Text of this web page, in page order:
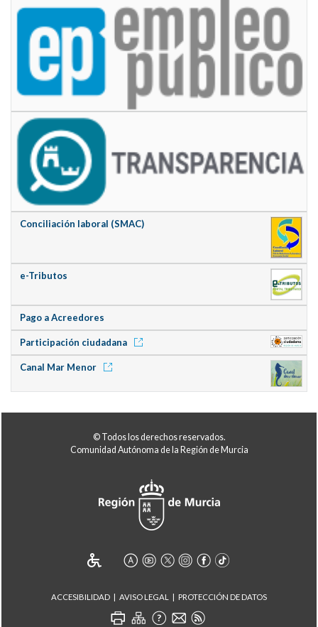
Conciliación laboral (SMAC)
e-Tributos
Pago a Acreedores
Participación ciudadana
Canal Mar Menor
© Todos los derechos reservados.
Comunidad Autónoma de la Región de Murcia
ACCESIBILIDAD AVISO LEGAL PROTECCIÓN DE DATOS